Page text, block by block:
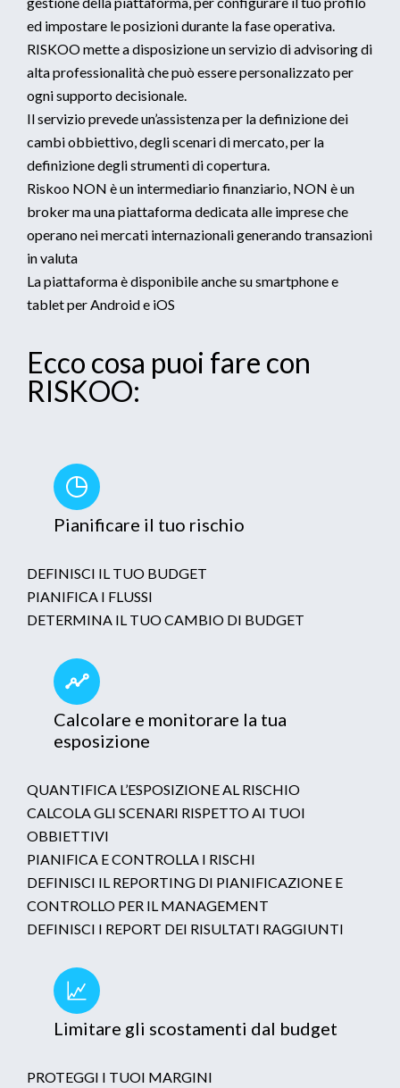
ed impostare le posizioni durante la fase operativa.
RISKOO mette a disposizione un servizio di advisoring di
alta professionalità che può essere personalizzato per
ogni supporto decisionale.
Il servizio prevede un’assistenza per la definizione dei
cambi obbiettivo, degli scenari di mercato, per la
definizione degli strumenti di copertura.
Riskoo NON è un intermediario finanziario, NON è un
broker ma una piattaforma dedicata alle imprese che
operano nei mercati internazionali generando transazioni
in valuta
La piattaforma è disponibile anche su smartphone e
tablet per Android e iOS
Ecco cosa puoi fare con
RISKOO:
Pianificare il tuo rischio
DEFINISCI IL TUO BUDGET
PIANIFICA I FLUSSI
DETERMINA IL TUO CAMBIO DI BUDGET
Calcolare e monitorare la tua
esposizione
QUANTIFICA L’ESPOSIZIONE AL RISCHIO
CALCOLA GLI SCENARI RISPETTO AI TUOI
OBBIETTIVI
PIANIFICA E CONTROLLA I RISCHI
DEFINISCI IL REPORTING DI PIANIFICAZIONE E
CONTROLLO PER IL MANAGEMENT
DEFINISCI I REPORT DEI RISULTATI RAGGIUNTI
Limitare gli scostamenti dal budget
PROTEGGI I TUOI MARGINI